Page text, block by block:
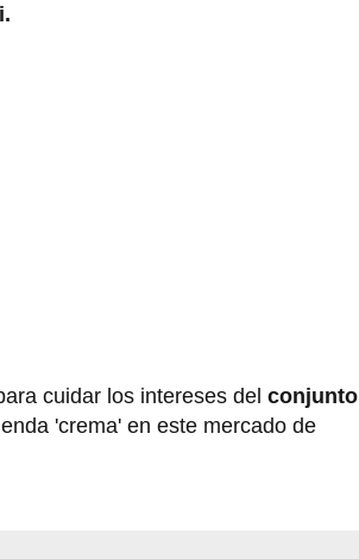
cuidar los intereses del conjunto
'crema' en este mercado de